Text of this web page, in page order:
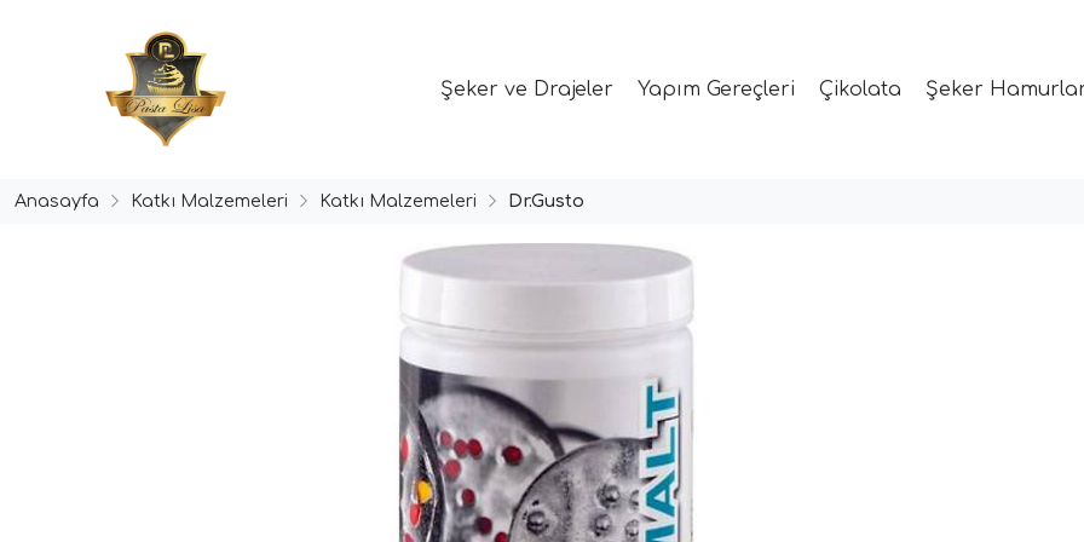
Şeker ve Drajeler Yapım Gereçleri Çikolata Şeker
Anasayfa Katkı Malzemeleri Katkı Malzemeleri Dr.Gusto